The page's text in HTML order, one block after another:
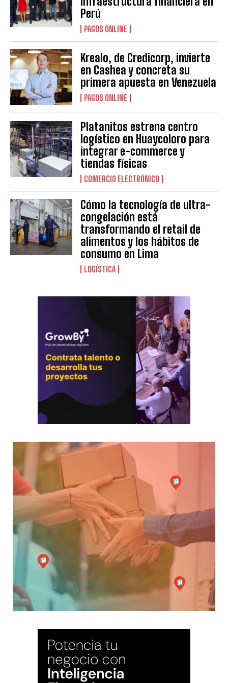
Perú
PAGOS ONLINE
Krealo, de Credicorp, invierte
en Cashea y concreta su
primera apuesta en Venezuela
PAGOS ONLINE
Platanitos estrena centro
logístico en Huaycoloro para
integrar e-commerce y
tiendas físicas
COMERCIO ELECTRÓNICO
Cómo la tecnología de ultra-
congelación está
transformando el retail de
alimentos y los hábitos de
consumo en Lima
LOGÍSTICA